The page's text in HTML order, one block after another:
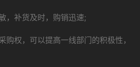
补货及时，购销迅速;
权，可以提高一线部门的积极性，